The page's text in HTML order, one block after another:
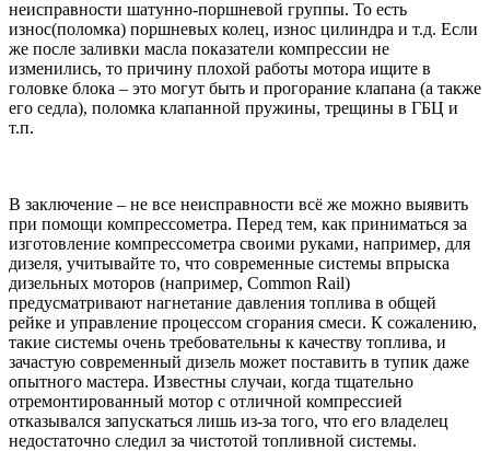
неисправности шатунно-поршневой группы. То есть
износ(поломка) поршневых колец, износ цилиндра и т.д. Если
же после заливки масла показатели компрессии не
изменились, то причину плохой работы мотора ищите в
головке блока – это могут быть и прогорание клапана (а также
его седла), поломка клапанной пружины, трещины в ГБЦ и
т.п.
В заключение – не все неисправности всё же можно выявить
при помощи компрессометра. Перед тем, как приниматься за
изготовление компрессометра своими руками, например, для
дизеля, учитывайте то, что современные системы впрыска
дизельных моторов (например, Common Rail)
предусматривают нагнетание давления топлива в общей
рейке и управление процессом сгорания смеси. К сожалению,
такие системы очень требовательны к качеству топлива, и
зачастую современный дизель может поставить в тупик даже
опытного мастера. Известны случаи, когда тщательно
отремонтированный мотор с отличной компрессией
отказывался запускаться лишь из-за того, что его владелец
недостаточно следил за чистотой топливной системы.